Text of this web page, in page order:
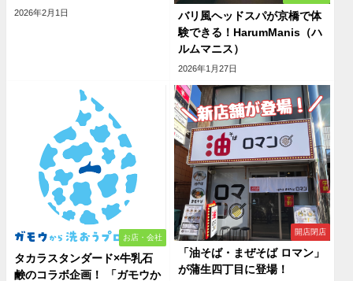
2026年2月1日
バリ風ヘッドスパが京橋で体
験できる！HarumManis（ハ
ルムマニス）
2026年1月27日
お店・会社
タカラスタンダード×牛乳石
鹸のコラボ企画！ 「ガモウか
開店閉店
「油そば・まぜそば ロマン」
が蒲生四丁目に登場！